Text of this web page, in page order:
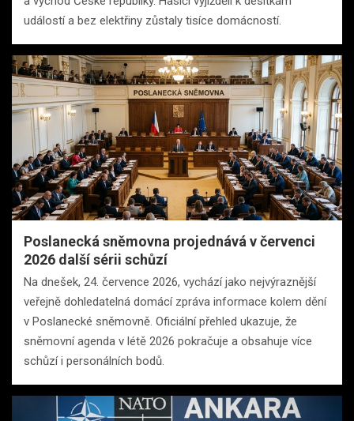
událostí a bez elektřiny zůstaly tisíce domácností.
Poslanecká sněmovna projednává v červenci
2026 další sérii schůzí
Na dnešek, 24. července 2026, vychází jako nejvýraznější
veřejně dohledatelná domácí zpráva informace kolem dění
v Poslanecké sněmovně. Oficiální přehled ukazuje, že
sněmovní agenda v létě 2026 pokračuje a obsahuje více
schůzí i personálních bodů.